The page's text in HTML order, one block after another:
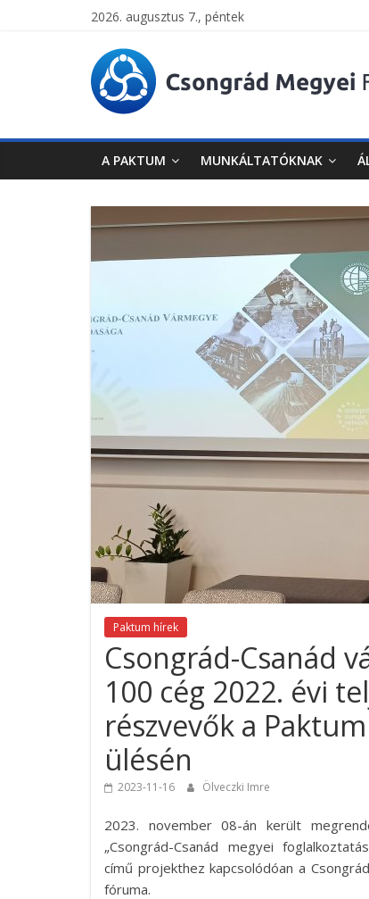
2026. augusztus 7., péntek
Csongrád
Megyei
Paktum
A PAKTUM MUNKÁLTATÓKNAK
Paktum hírek
Csongrád-Csanád
100 cég 2022. évi
részvevők a
ülésén
2023-11-16 Ölveczki Imre
2023. november 08-án került
„Csongrád-Csanád megyei
című projekthez kapcsolódóan a
fóruma.